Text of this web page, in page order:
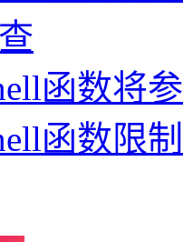
函数将
函数限